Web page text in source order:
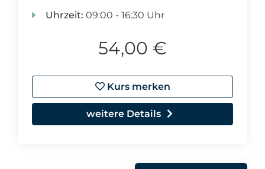
Uhrzeit: 09:00 - 16:30 Uhr
54,00 €
Kurs merken
weitere Details